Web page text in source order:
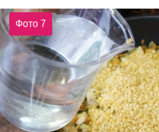
Фото 7